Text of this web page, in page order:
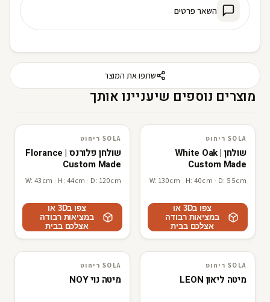
השאר פרטים
שתפו את המוצר
מוצרים נוספים שיעניינו אותך
3D · AR
SOLA ריהוט
SOLA ריהוט
שולחן White Oak |
Custom Made
W: 130cm · H: 40cm · D: 55cm
צפו ב3D או
במציאות רבודה
אצלכם בבית
3D · AR
SOLA ריהוט
SOLA ריהוט
שולחן פלורנס Florance |
Custom Made
W: 43cm · H: 44cm · D: 120cm
צפו ב3D או
במציאות רבודה
אצלכם בבית
3D · AR
SOLA ריהוט
SOLA ריהוט
מיטה ליאון LEON
3D · AR
SOLA ריהוט
SOLA ריהוט
מיטה נוי NOY